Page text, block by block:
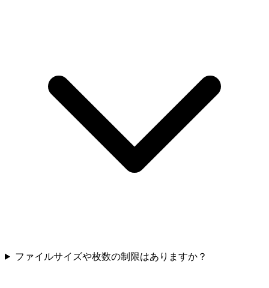
ファイルサイズや枚数の制限はありますか？